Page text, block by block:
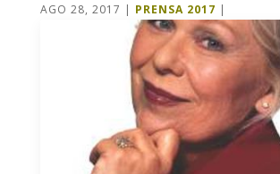
AGO 28, 2017 | PRENSA 2017 |